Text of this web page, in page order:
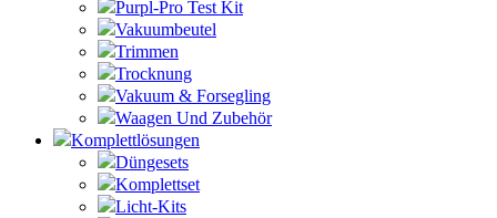
Purpl-Pro Test Kit
Vakuumbeutel
Trimmen
Trocknung
Vakuum & Forsegling
Waagen Und Zubehör
Komplettlösungen
Düngesets
Komplettset
Licht-Kits